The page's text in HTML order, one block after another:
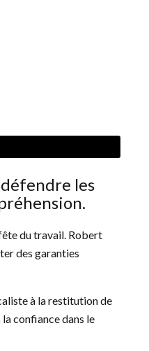
les
du travail. Robert
des garanties
à la restitution de
confiance dans le